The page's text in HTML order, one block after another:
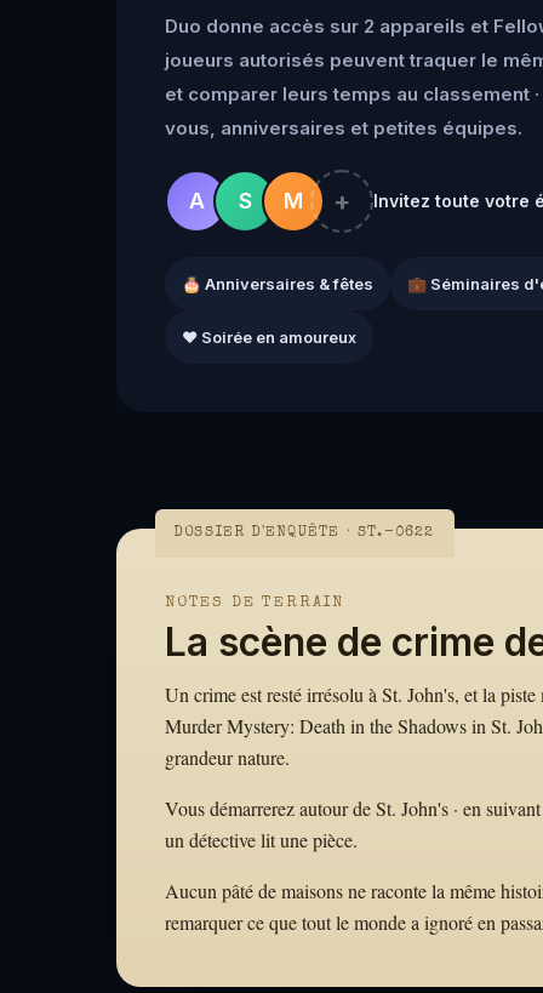
Duo donne accès sur 2 appareils et
joueurs autorisés peuvent traquer le
et comparer leurs temps au classement
vous, anniversaires et petites équipes.
A S M + Invitez toute votre
🎂 Anniversaires & fêtes 💼 Séminaires
❤️ Soirée en amoureux
DOSSIER D'ENQUÊTE · ST.-0622
NOTES DE TERRAIN
La scène de crime
Un crime est resté irrésolu à St. John's, et la
Murder Mystery: Death in the Shadows in St.
grandeur nature.
Vous démarrerez autour de St. John's · en
un détective lit une pièce.
Aucun pâté de maisons ne raconte la même
remarquer ce que tout le monde a ignoré en